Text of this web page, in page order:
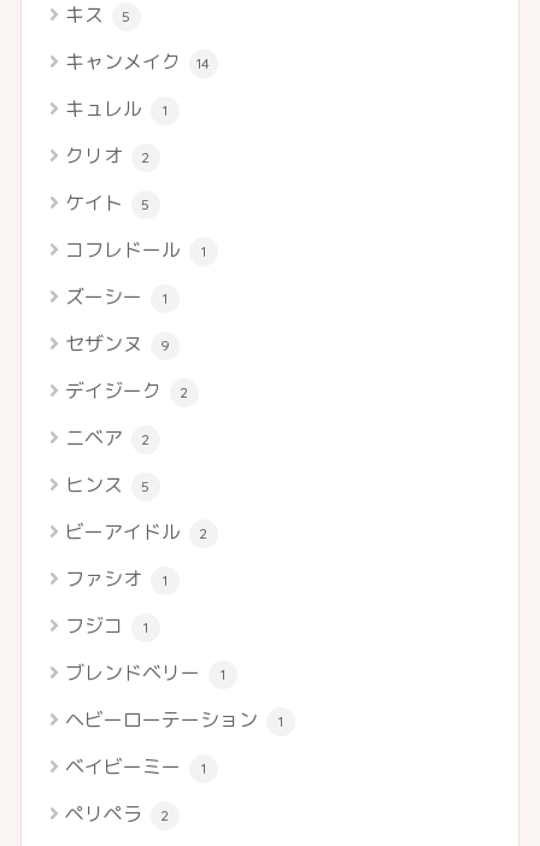
キス 5
キャンメイク 14
キュレル 1
クリオ 2
ケイト 5
コフレドール 1
ズーシー 1
セザンヌ 9
デイジーク 2
ニベア 2
ヒンス 5
ビーアイドル 2
ファシオ 1
フジコ 1
ブレンドベリー 1
ヘビーローテーション 1
ベイビーミー 1
ペリペラ 2